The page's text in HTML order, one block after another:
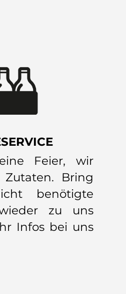
Feier, wir
Bring
benötigte
zu uns
Infos bei uns